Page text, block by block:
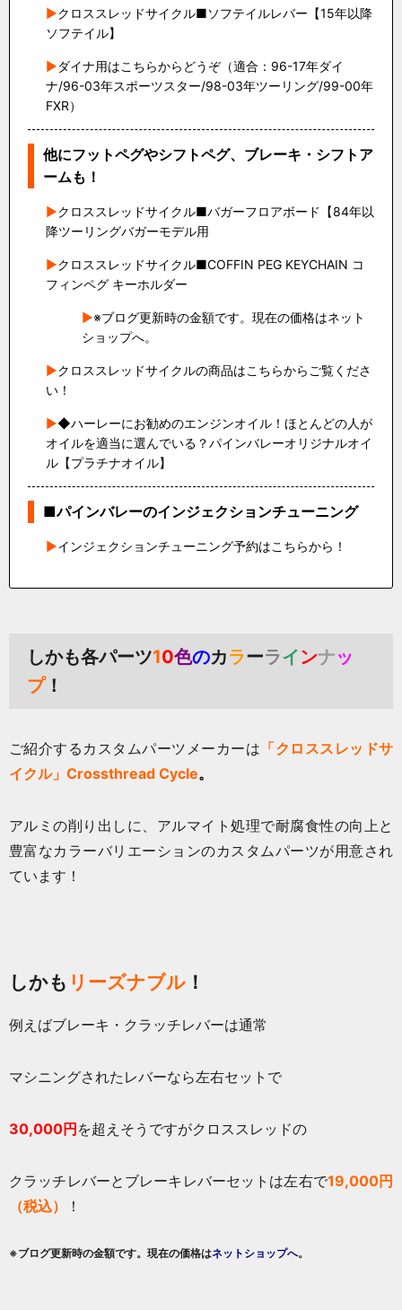
クロススレッドサイクル■ソフテイルレバー【15年以降
ソフテイル】
ダイナ用はこちらからどうぞ（適合：96-17年ダイ
ナ/96-03年スポーツスター/98-03年ツーリング/99-00年
FXR）
他にフットペグやシフトペグ、ブレーキ・シフトア
ームも！
クロススレッドサイクル■バガーフロアボード【84年以
降ツーリングバガーモデル用
クロススレッドサイクル■COFFIN PEG KEYCHAIN コ
フィンペグ キーホルダー
※ブログ更新時の金額です。現在の価格はネット
ショップへ。
クロススレッドサイクルの商品はこちらからご覧くださ
い！
◆ハーレーにお勧めのエンジンオイル！ほとんどの人が
オイルを適当に選んでいる？パインバレーオリジナルオイ
ル【プラチナオイル】
■パインバレーのインジェクションチューニング
インジェクションチューニング予約はこちらから！
しかも各パーツ10色のカラーラインナッ
プ！
ご紹介するカスタムパーツメーカーは 「クロススレッドサ
イクル」Crossthread Cycle。
アルミの削り出しに、アルマイト処理で耐腐食性の向上と
豊富なカラーバリエーションのカスタムパーツが用意され
ています！
しかも リーズナブル ！
例えばブレーキ・クラッチレバーは通常
マシニングされたレバーなら左右セットで
30,000円 を超えそうですがクロススレッドの
クラッチレバーとブレーキレバーセットは左右で19,000円
（税込）
！
※ブログ更新時の金額です。現在の価格はネットショップへ。